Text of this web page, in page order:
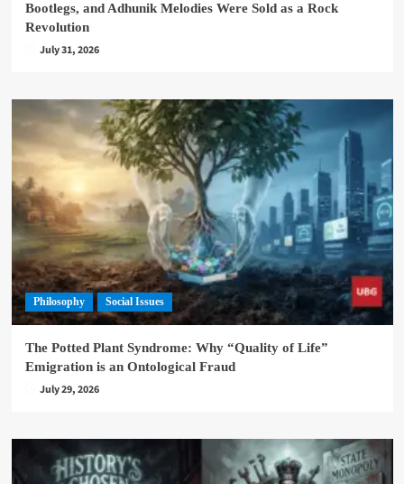
Bootlegs, and Adhunik Melodies Were Sold as a Rock
Revolution
July 31, 2026
Philosophy Social Issues
The Potted Plant Syndrome: Why “Quality of Life”
Emigration is an Ontological Fraud
July 29, 2026